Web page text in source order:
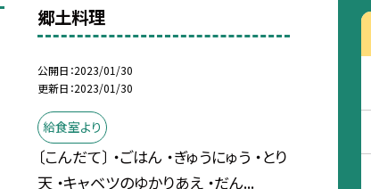
郷土料理
公開日 2023/01/30
更新日 2023/01/30
給食室より
〔こんだて〕 ・ごはん ・ぎゅうにゅう ・とり
天 ・キャベツのゆかりあえ ・だん...